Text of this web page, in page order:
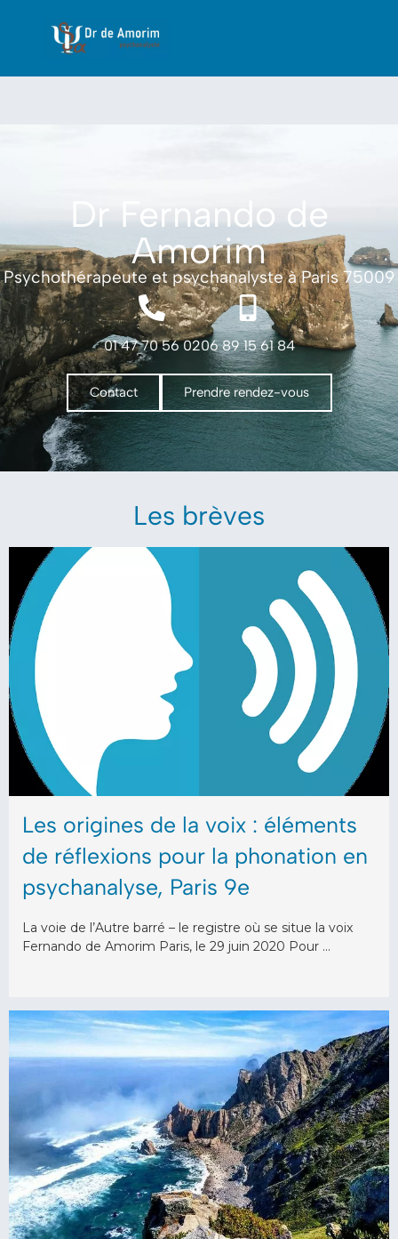
Dr Fernando de
Amorim
Psychothérapeute et psychanalyste à Paris 75009
01 47 70 56 0206 89 15 61 84
Contact Prendre rendez-vous
Les brèves
Les origines de la voix : éléments
de réflexions pour la phonation en
psychanalyse, Paris 9e
La voie de l’Autre barré – le registre où se situe la voix
Fernando de Amorim Paris, le 29 juin 2020 Pour …